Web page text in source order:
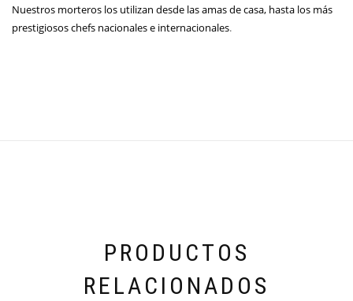
Nuestros morteros los utilizan desde las amas de casa, hasta los más
prestigiosos chefs nacionales e internacionales.
PRODUCTOS
RELACIONADOS